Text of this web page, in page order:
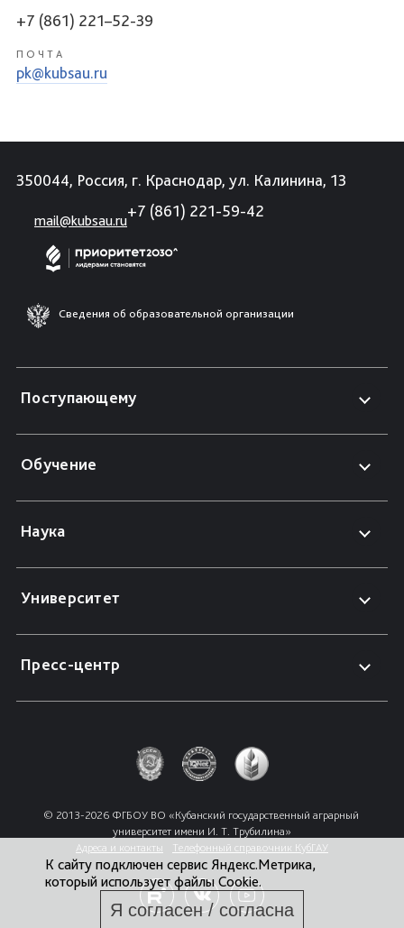
+7 (861) 221–52-39
ПОЧТА
pk@kubsau.ru
350044, Россия, г. Краснодар, ул. Калинина, 13
mail@kubsau.ru
+7 (861) 221-59-42
Сведения об образовательной организации
Поступающему
Обучение
Наука
Университет
Пресс-центр
© 2013-2026 ФГБОУ ВО «Кубанский государственный аграрный
университет имени И. Т. Трубилина»
Адреса и контакты
Телефонный справочник КубГАУ
К сайту подключен сервис Яндекс.Метрика,
который использует файлы Cookie.
Я согласен / согласна